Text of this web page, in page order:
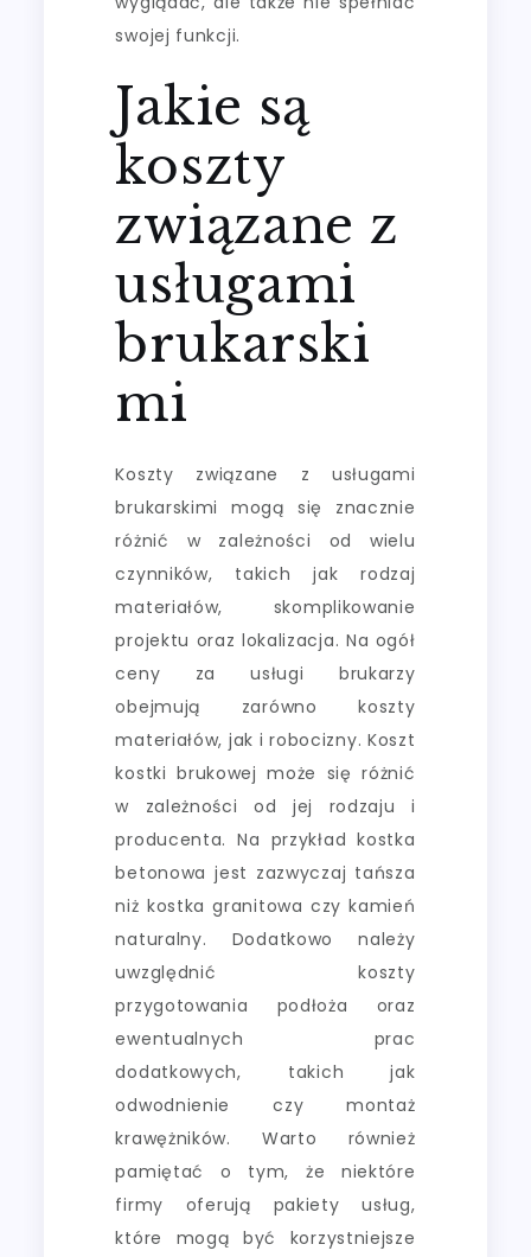
swojej funkcji.
Jakie są
koszty
związane z
usługami
brukarski
mi
Koszty związane z usługami
brukarskimi mogą się znacznie
różnić w zależności od wielu
czynników, takich jak rodzaj
materiałów, skomplikowanie
projektu oraz lokalizacja. Na ogół
ceny za usługi brukarzy
obejmują zarówno koszty
materiałów, jak i robocizny. Koszt
kostki brukowej może się różnić
w zależności od jej rodzaju i
producenta. Na przykład kostka
betonowa jest zazwyczaj tańsza
niż kostka granitowa czy kamień
naturalny. Dodatkowo należy
uwzględnić koszty
przygotowania podłoża oraz
ewentualnych prac
dodatkowych, takich jak
odwodnienie czy montaż
krawężników. Warto również
pamiętać o tym, że niektóre
firmy oferują pakiety usług,
które mogą być korzystniejsze